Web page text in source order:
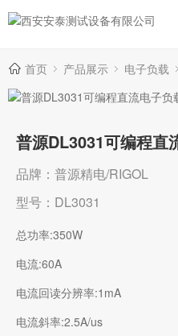
首页 产品展示 电子负载
普源DL3031可编程直
品牌：普源精电/RIGOL
型号：DL3031
总功率:350W
电流:60A
电流回读分辨率:1mA
电流斜率:2.5A/us